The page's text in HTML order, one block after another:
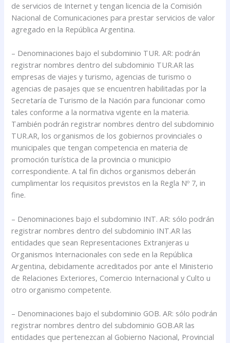
de servicios de Internet y tengan licencia de la Comisión
Nacional de Comunicaciones para prestar servicios de valor
agregado en la República Argentina.
– Denominaciones bajo el subdominio TUR. AR: podrán
registrar nombres dentro del subdominio TUR.AR las
empresas de viajes y turismo, agencias de turismo o
agencias de pasajes que se encuentren habilitadas por la
Secretaría de Turismo de la Nación para funcionar como
tales conforme a la normativa vigente en la materia.
También podrán registrar nombres dentro del subdominio
TUR.AR, los organismos de los gobiernos provinciales o
municipales que tengan competencia en materia de
promoción turística de la provincia o municipio
correspondiente. A tal fin dichos organismos deberán
cumplimentar los requisitos previstos en la Regla Nº 7, in
fine.
– Denominaciones bajo el subdominio INT. AR: sólo podrán
registrar nombres dentro del subdominio INT.AR las
entidades que sean Representaciones Extranjeras u
Organismos Internacionales con sede en la República
Argentina, debidamente acreditados por ante el Ministerio
de Relaciones Exteriores, Comercio Internacional y Culto u
otro organismo competente.
– Denominaciones bajo el subdominio GOB. AR: sólo podrán
registrar nombres dentro del subdominio GOB.AR las
entidades que pertenezcan al Gobierno Nacional, Provincial